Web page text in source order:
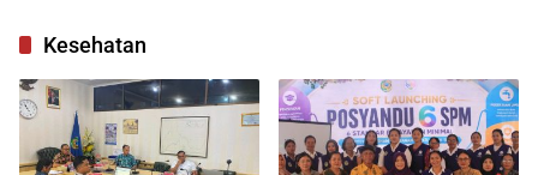
Kesehatan